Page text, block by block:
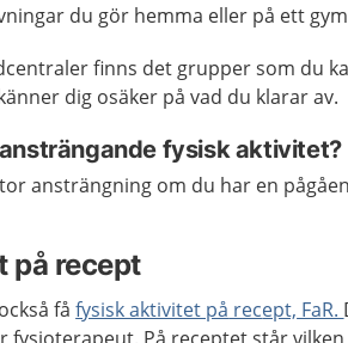
du gör hemma eller på ett
finns det grupper som du
dig osäker på vad du klarar av.
fysisk aktivitet?
ansträngning om du har en
på recept
fåfysisk aktivitet på recept, FaR.